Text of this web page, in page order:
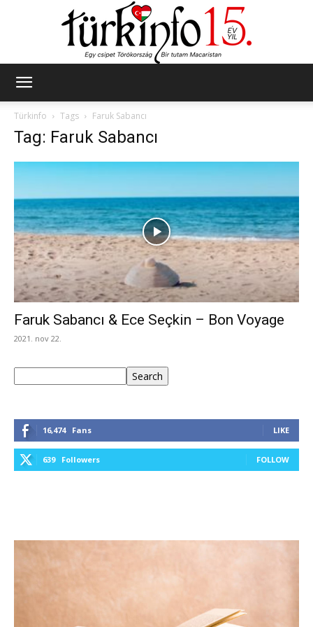
Türkinfo
Tags Faruk Sabancı
Tag: Faruk Sabancı
Faruk Sabancı & Ece Seçkin – Bon Voyage
2021. nov 22.
Search
16,474 Fans LIKE
639 Followers FOLLOW